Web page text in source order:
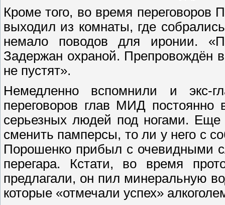
Кроме того, во время переговоров
выходил из комнаты, где
немало поводов для иронии.
Задержан охраной. Препровождён
не пустят».
Немедленно вспомнили и экс-
переговоров глав МИД
серьезных людей под ногами. Еще
сменить памперсы, то ли у него с
Порошенко прибыл с очевидными
перегара. Кстати, во время
предлагали, он пил минеральную
которые «отмечали успех»